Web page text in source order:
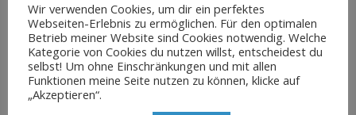
E-Mail-Adresse*
Wir verwenden Cookies, um dir ein perfektes
Webseiten-Erlebnis zu ermöglichen. Für den optimalen
Betrieb meiner Website sind Cookies notwendig. Welche
Kategorie von Cookies du nutzen willst, entscheidest du
selbst! Um ohne Einschränkungen und mit allen
Funktionen meine Seite nutzen zu können, klicke auf
„Akzeptieren“.